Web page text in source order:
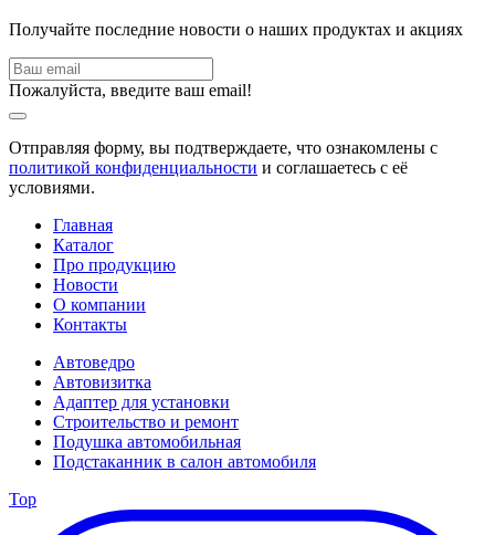
Получайте последние новости о наших продуктах и акциях
Пожалуйста, введите ваш email!
Отправляя форму, вы подтверждаете, что ознакомлены с
политикой конфиденциальности и соглашаетесь с её
условиями.
Главная
Каталог
Про продукцию
Новости
О компании
Контакты
Автоведро
Автовизитка
Адаптер для установки
Строительство и ремонт
Подушка автомобильная
Подстаканник в салон автомобиля
Top